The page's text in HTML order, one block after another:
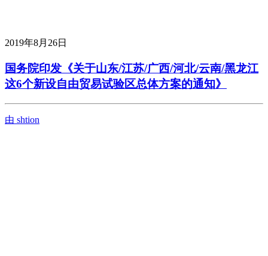
2019年8月26日
国务院印发《关于山东/江苏/广西/河北/云南/黑龙江
这6个新设自由贸易试验区总体方案的通知》
由 shtion